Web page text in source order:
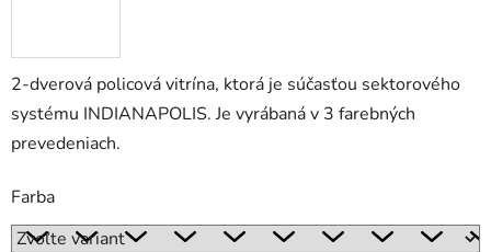
2-dverová policová vitrína, ktorá je súčasťou sektorového
systému INDIANAPOLIS. Je vyrábaná v 3 farebných
prevedeniach.
Farba